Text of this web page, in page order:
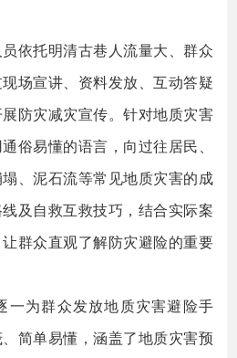
托明清古巷人流量大、群众
场宣讲、资料发放、互动答疑
防灾减灾宣传。针对地质灾害
俗易懂的语言，向过往居民、
、泥石流等常见地质灾害的成
及自救互救技巧，结合实际案
群众直观了解防灾避险的重要
为群众发放地质灾害避险手
简单易懂，涵盖了地质灾害预